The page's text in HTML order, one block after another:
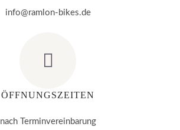
info@ramlon-bikes.de
ÖFFNUNGSZEITEN
nach Terminvereinbarung